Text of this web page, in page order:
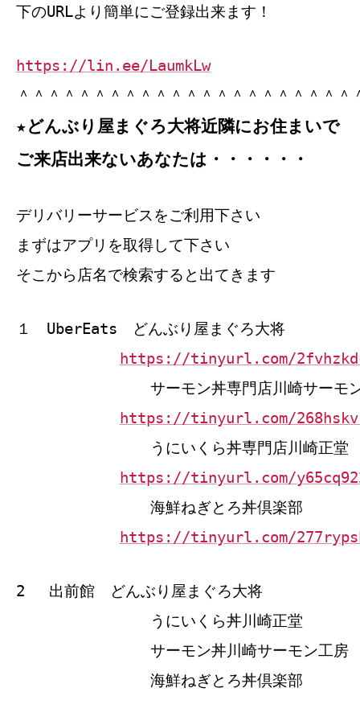
下のURLより簡単にご登録出来ます！
https://lin.ee/LaumkLw
＾＾＾＾＾＾＾＾＾＾＾＾＾＾＾＾＾＾＾＾＾
★どんぶり屋まぐろ大将近隣にお住まいで
ご来店出来ないあなたは・・・・・・
デリバリーサービスをご利用下さい
まずはアプリを取得して下さい
そこから店名で検索すると出てきます
１ UberEats どんぶり屋まぐろ大将
https://tinyurl.com/
サーモン丼専門店川崎サーモ
https://tinyurl.com/
うにいくら丼専門店川崎正堂
https://tinyurl.com/
海鮮ねぎとろ丼倶楽部
https://tinyurl.com/
2 出前館 どんぶり屋まぐろ大将
うにいくら丼川崎正堂
サーモン丼川崎サーモン工房
海鮮ねぎとろ丼倶楽部